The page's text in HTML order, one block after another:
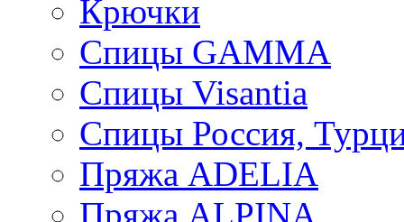
Крючки
Спицы GAMMA
Спицы Visantia
Спицы Россия,
Пряжа ADELIA
Пряжа ALPINA